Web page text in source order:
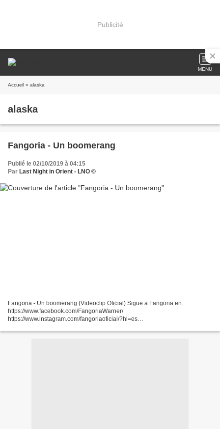
Publicité
MENU
Accueil » alaska
alaska
Fangoria - Un boomerang
Publié le 02/10/2019 à 04:15
Par Last Night in Orient - LNO ©
Fangoria - Un boomerang (Videoclip Oficial) Sigue a Fangoria en:
https://www.facebook.com/FangoriaWarner/
https://www.instagram.com/fangoriaoficial/?hl=es